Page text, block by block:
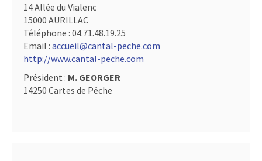
14 Allée du Vialenc
15000 AURILLAC
Téléphone : 04.71.48.19.25
Email : accueil@cantal-peche.com
http://www.cantal-peche.com
Président : M. GEORGER
14250 Cartes de Pêche